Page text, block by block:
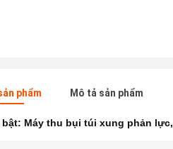
phẩm Mô tả sản phẩm
bật: Máy thu bụi túi xung phản lực,